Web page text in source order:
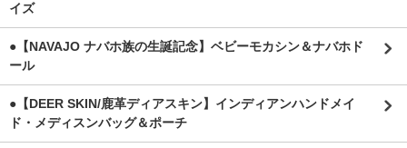
イズ
●【NAVAJO ナバホ族の生誕記念】ベビーモカシン＆ナバホド
ール
●【DEER SKIN/鹿革ディアスキン】インディアンハンドメイ
ド・メディスンバッグ＆ポーチ